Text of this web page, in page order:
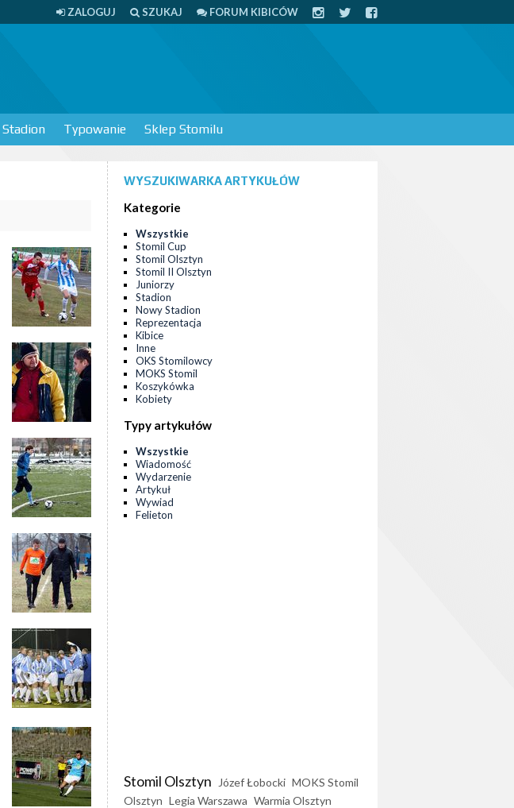
ZALOGUJ SZUKAJ FORUM KIBICÓW
Stadion Typowanie Sklep Stomilu
WYSZUKIWARKA ARTYKUŁÓW
Kategorie
Wszystkie
Stomil Cup
Stomil Olsztyn
Stomil II Olsztyn
Juniorzy
Stadion
Nowy Stadion
Reprezentacja
Kibice
Inne
OKS Stomilowcy
MOKS Stomil
Koszykówka
Kobiety
Typy artykułów
Wszystkie
Wiadomość
Wydarzenie
Artykuł
Wywiad
Felieton
Stomil Olsztyn Józef Łobocki MOKS Stomil
Olsztyn Legia Warszawa Warmia Olsztyn